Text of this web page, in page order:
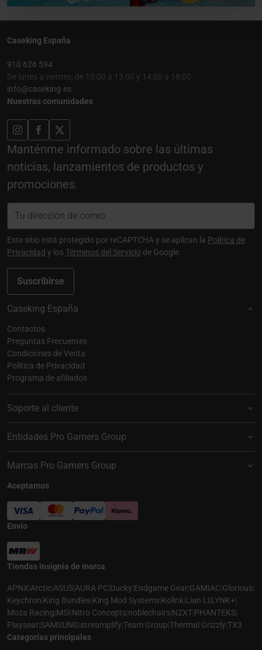
Caseking España
910 626 594
De lunes a viernes, de 10:00 a 13:00 y 14:00 a 18:00
info@caseking.es
Nuestras comunidades
Manténme informado sobre las últimas
noticias, lanzamientos de productos y
promociones.
Suscribirse
Este sitio está protegido por reCAPTCHA y se aplican la Política de
Privacidad y losTérminos del Servicio de Google.
Caseking España
Contactos
Preguntas Frecuentes
Condiciones de Venta
Política de Privacidad
Programa de afiliados
Soporte al cliente
Entidades Pro Gamers Group
Marcas Pro Gamers Group
Aceptamos
Envío
Tiendas insignia de marca
APNX|Arctic|ASUS|AURA PC|Ducky|Endgame Gear|GAMIAC|Glorious|
Keychron|King Bundles|King Mod Systems|Kolink|Lian Li|LYNK+|
Moza Racing|MSI|Nitro Concepts|noblechairs|NZXT|PHANTEKS|
Playseat|SAMSUNG|streamplify|Team Group|Thermal Grizzly|TX3
Categorías principales